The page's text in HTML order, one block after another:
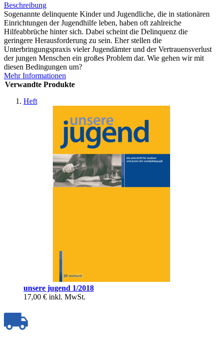
Beschreibung
Sogenannte delinquente Kinder und Jugendliche, die in stationären
Einrichtungen der Jugendhilfe leben, haben oft zahlreiche
Hilfeabbrüche hinter sich. Dabei scheint die Delinquenz die
geringere Herausforderung zu sein. Eher stellen die
Unterbringungspraxis vieler Jugendämter und der Vertrauensverlust
der jungen Menschen ein großes Problem dar. Wie gehen wir mit
diesen Bedingungen um?
Mehr Informationen
Verwandte Produkte
Heft
unsere jugend 1/2018
17,00 € inkl. MwSt.